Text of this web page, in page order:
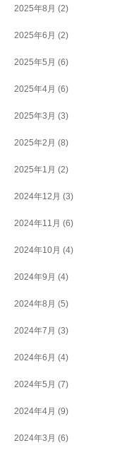
2025年8月 (2)
2025年6月 (2)
2025年5月 (6)
2025年4月 (6)
2025年3月 (3)
2025年2月 (8)
2025年1月 (2)
2024年12月 (3)
2024年11月 (6)
2024年10月 (4)
2024年9月 (4)
2024年8月 (5)
2024年7月 (3)
2024年6月 (4)
2024年5月 (7)
2024年4月 (9)
2024年3月 (6)